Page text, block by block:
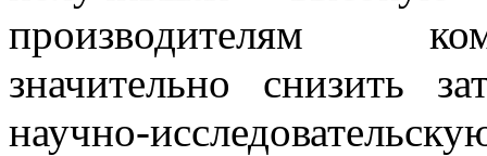
производителям
значительно снизить
научно-